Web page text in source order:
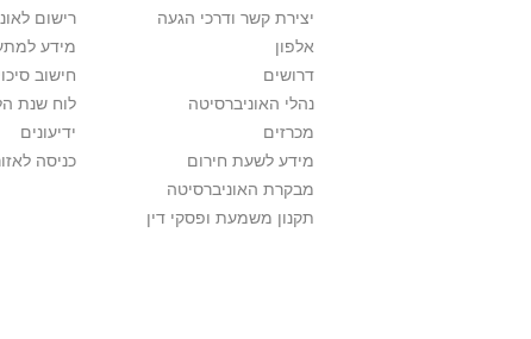
יצירת קשר ודרכי הגעה
אלפון
דרושים
נהלי האוניברסיטה
מכרזים
מידע לשעת חירום
מבקרת האוניברסיטה
תקנון משמעת ופסקי דין
רישום
מידע
חישוב
לוח שנת
ידיעונים
כניסה